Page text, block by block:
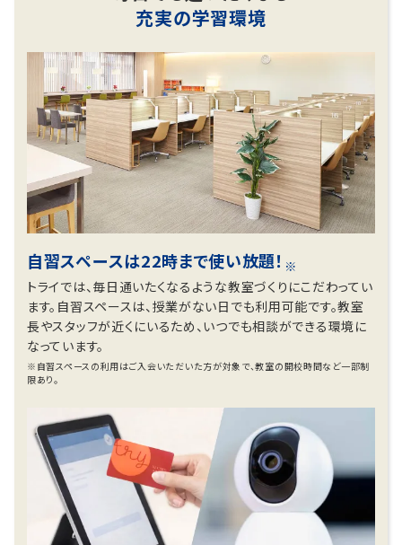
充実の学習環境
自習スペースは22時まで使い放題！ ※
トライでは、毎日通いたくなるような教室づくりにこだわってい
ます。自習スペースは、授業がない日でも利用可能です。教室
長やスタッフが近くにいるため、いつでも相談ができる環境に
なっています。
※自習スペースの利用はご入会いただいた方が対象で、教室の開校時間など一部制
限あり。